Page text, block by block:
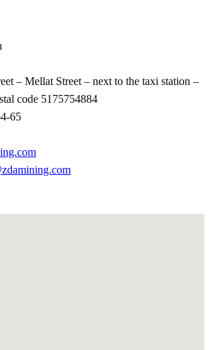
– Mellat Street – next to the taxi station –
code 5175754884
65